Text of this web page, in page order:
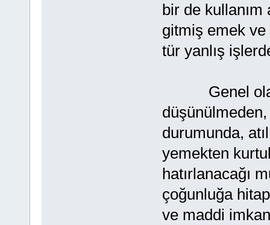
bir de kullanım
gitmiş emek ve
tür yanlış
Genel
durumunda,
yemekten
hatırlanacağı
çoğunluğa
ve maddi